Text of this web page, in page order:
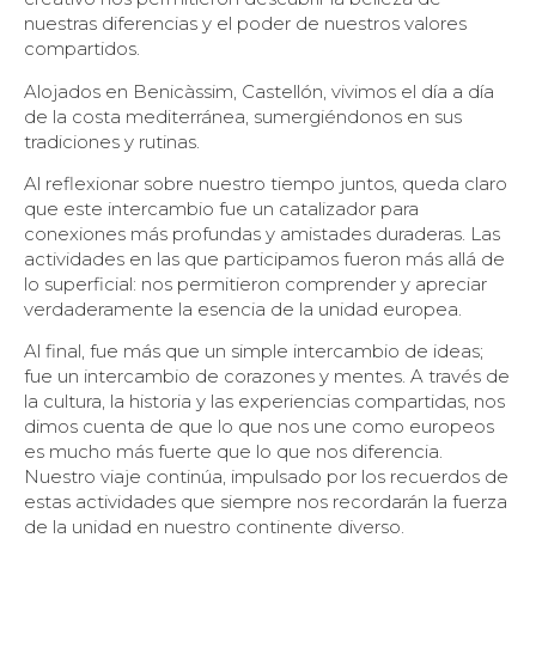
nuestras diferencias y el poder de nuestros valores
compartidos.
Alojados en Benicàssim, Castellón, vivimos el día a día
de la costa mediterránea, sumergiéndonos en sus
tradiciones y rutinas.
Al reflexionar sobre nuestro tiempo juntos, queda claro
que este intercambio fue un catalizador para
conexiones más profundas y amistades duraderas. Las
actividades en las que participamos fueron más allá de
lo superficial: nos permitieron comprender y apreciar
verdaderamente la esencia de la unidad europea.
Al final, fue más que un simple intercambio de ideas;
fue un intercambio de corazones y mentes. A través de
la cultura, la historia y las experiencias compartidas, nos
dimos cuenta de que lo que nos une como europeos
es mucho más fuerte que lo que nos diferencia.
Nuestro viaje continúa, impulsado por los recuerdos de
estas actividades que siempre nos recordarán la fuerza
de la unidad en nuestro continente diverso.